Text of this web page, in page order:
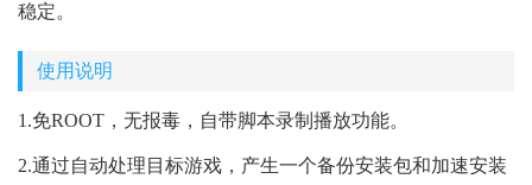
稳定。
使用说明
1.免ROOT，无报毒，自带脚本录制播放功能。
2.通过自动处理目标游戏，产生一个备份安装包和加速安装